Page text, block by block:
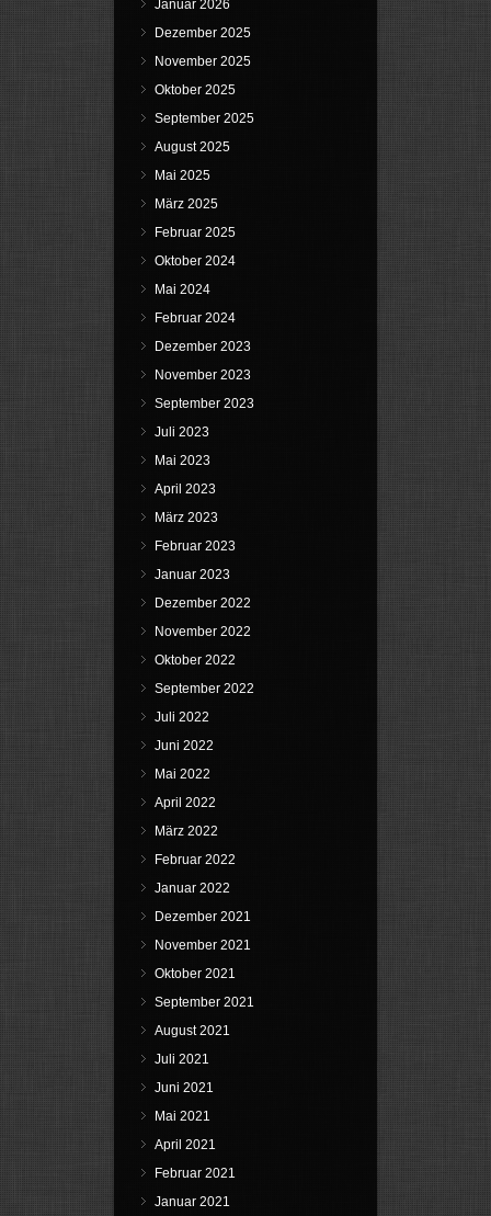
Januar 2026
Dezember 2025
November 2025
Oktober 2025
September 2025
August 2025
Mai 2025
März 2025
Februar 2025
Oktober 2024
Mai 2024
Februar 2024
Dezember 2023
November 2023
September 2023
Juli 2023
Mai 2023
April 2023
März 2023
Februar 2023
Januar 2023
Dezember 2022
November 2022
Oktober 2022
September 2022
Juli 2022
Juni 2022
Mai 2022
April 2022
März 2022
Februar 2022
Januar 2022
Dezember 2021
November 2021
Oktober 2021
September 2021
August 2021
Juli 2021
Juni 2021
Mai 2021
April 2021
Februar 2021
Januar 2021